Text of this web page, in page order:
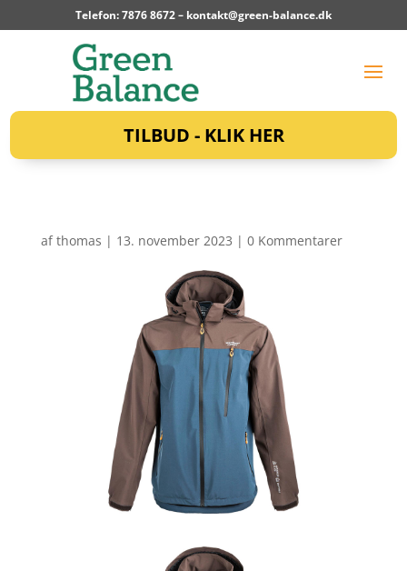
Telefon: 7876 8672 – kontakt@green-balance.dk
TILBUD - KLIK HER
afthomas | 13. november 2023 | 0 Kommentarer